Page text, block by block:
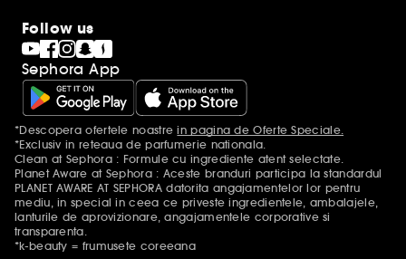
Follow us
Sephora App
Mentiuni aditionale
*Descopera ofertele noastrein pagina de Oferte Speciale.
*Exclusiv in reteaua de parfumerie nationala.
Clean at Sephora : Formule cu ingrediente atent selectate.
Planet Aware at Sephora : Aceste branduri participa la standardul
PLANET AWARE AT SEPHORA datorita angajamentelor lor pentru
mediu, in special in ceea ce priveste ingredientele, ambalajele,
lanturile de aprovizionare, angajamentele corporative si
transparenta.
*k-beauty = frumusete coreeana